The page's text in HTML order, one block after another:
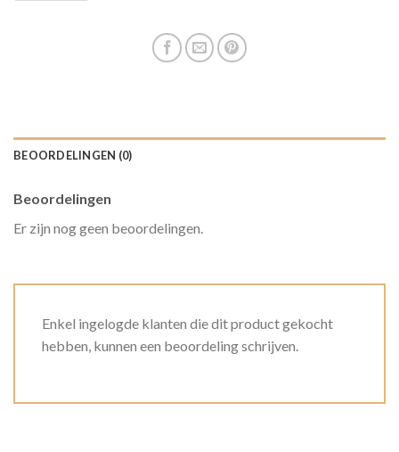
BEOORDELINGEN (0)
Beoordelingen
Er zijn nog geen beoordelingen.
Enkel ingelogde klanten die dit product gekocht
hebben, kunnen een beoordeling schrijven.